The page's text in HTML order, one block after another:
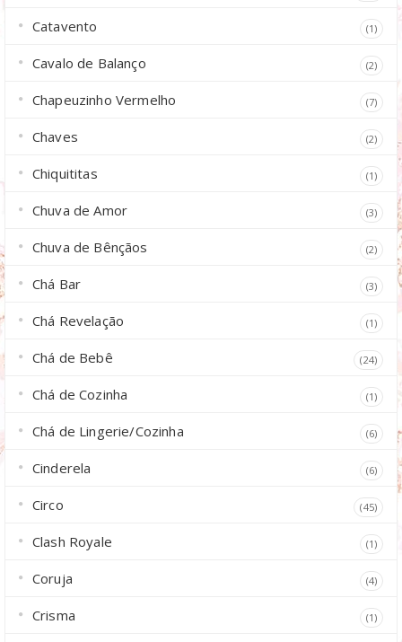
Catavento (1)
Cavalo de Balanço (2)
Chapeuzinho Vermelho (7)
Chaves (2)
Chiquititas (1)
Chuva de Amor (3)
Chuva de Bênçãos (2)
Chá Bar (3)
Chá Revelação (1)
Chá de Bebê (24)
Chá de Cozinha (1)
Chá de Lingerie/Cozinha (6)
Cinderela (6)
Circo (45)
Clash Royale (1)
Coruja (4)
Crisma (1)